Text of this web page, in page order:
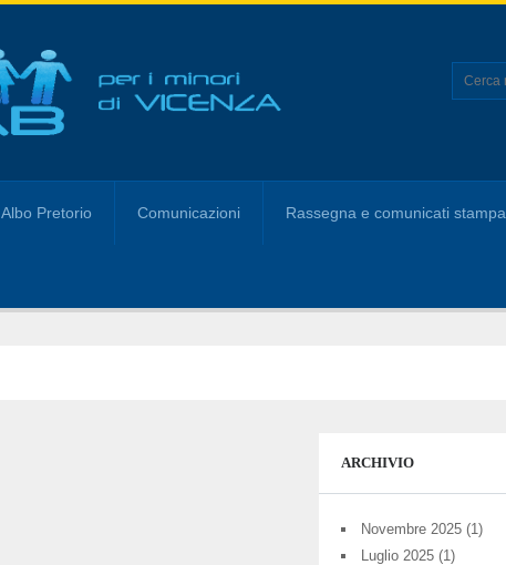
Albo Pretorio Comunicazioni Rassegna e comunicati stampa
ARCHIVIO
Novembre 2025 (1)
Luglio 2025 (1)